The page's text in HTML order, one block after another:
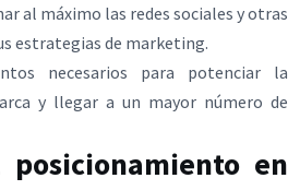
al máximo las redes sociales y otras
estrategias de marketing.
necesarios para potenciar la
y llegar a un mayor número de
en